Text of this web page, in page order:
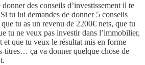
des conseils d’investissement il te
tu lui demandes de donner 5 conseils
tu as un revenu de 2200€ nets, que tu
tu ne veux pas investir dans l’immobilier,
et que tu veux le résultat mis en forme
titres… ça va donner quelque chose de